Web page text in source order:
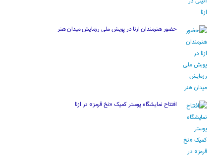
حضور هنرمندان ازنا در پویش ملی رزمایش میدان هنر
افتتاح نمایشگاه پوستر کمیک «نخ قرمز» در ازنا